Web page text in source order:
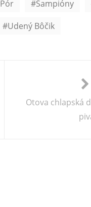
Pór Šampióny
Udený Bôčik
Otova chlapská